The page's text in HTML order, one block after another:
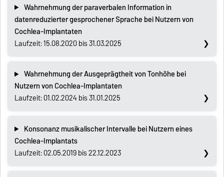
Wahrnehmung der paraverbalen Information in
datenreduzierter gesprochener Sprache bei Nutzern von
Cochlea-Implantaten
Laufzeit: 15.08.2020 bis 31.03.2025
Wahrnehmung der Ausgeprägtheit von Tonhöhe bei
Nutzern von Cochlea-Implantaten
Laufzeit: 01.02.2024 bis 31.01.2025
Konsonanz musikalischer Intervalle bei Nutzern eines
Cochlea-Implantats
Laufzeit: 02.05.2019 bis 22.12.2023